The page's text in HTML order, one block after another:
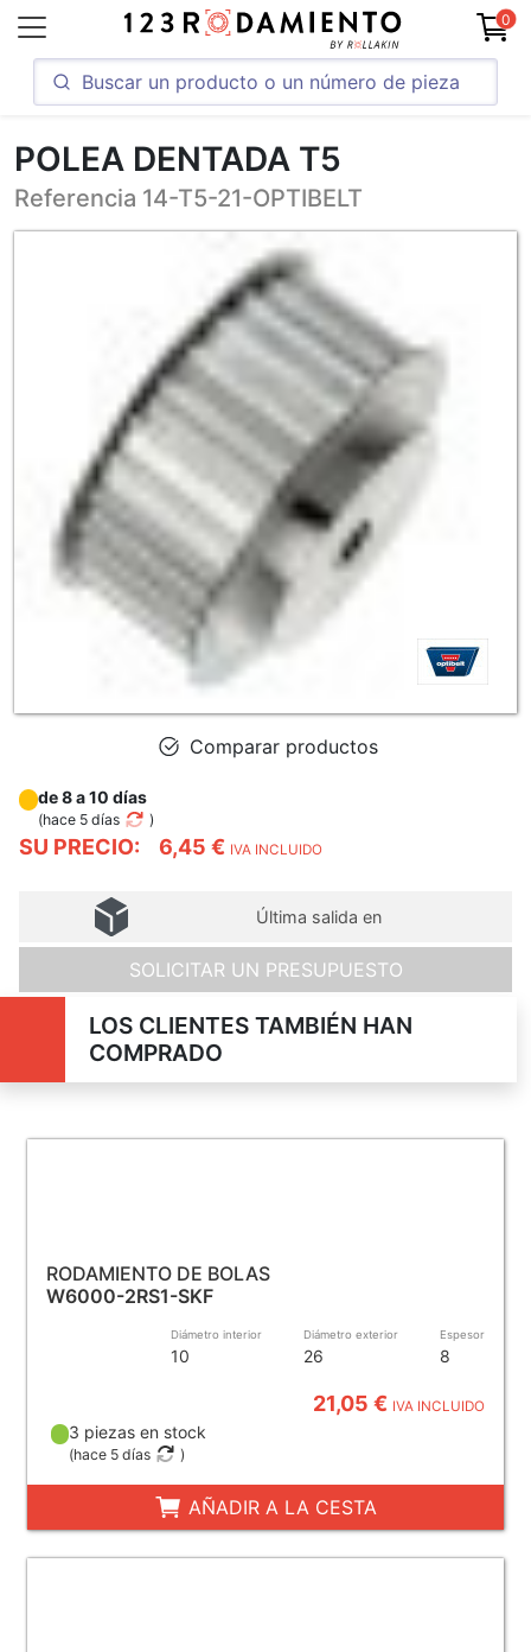
0
POLEA DENTADA T5
Referencia 14-T5-21-OPTIBELT
Comparar productos
SU PRECIO: 6,45 € IVA INCLUIDO
de 8 a 10 días
(hace 5 días )
Última salida en
SOLICITAR UN PRESUPUESTO
LOS CLIENTES TAMBIÉN HAN
COMPRADO
RODAMIENTO DE BOLAS
W6000-2RS1-SKF
Diámetro interior
10
Diámetro exterior
26
Espesor
8
21,05 € IVA INCLUIDO
3 piezas en stock
(hace 5 días )
AÑADIR A LA CESTA